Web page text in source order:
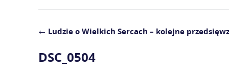
← Ludzie o Wielkich Sercach – kolejne
DSC_0504